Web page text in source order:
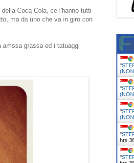
Coca Cola, ce l'hanno tutti
ma da uno che va in giro con
amssa grassa ed i tatuaggi
"
"
"
"
hrs
"